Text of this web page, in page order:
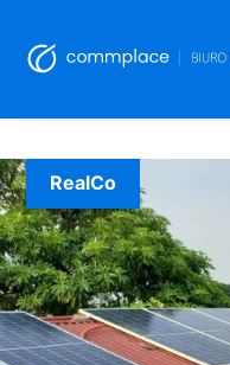
to
content
RealCo